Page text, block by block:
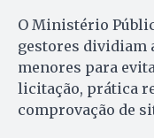
O Ministério
gestores dividiam
menores para
licitação, prática
comprovação de